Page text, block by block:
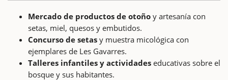
Mercado de productos de otoño y artesanía con
setas, miel, quesos y embutidos.
Concurso de setas y muestra micológica con
ejemplares de Les Gavarres.
Talleres infantiles y actividades educativas sobre el
bosque y sus habitantes.